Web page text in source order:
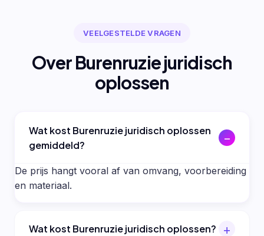
VEELGESTELDE VRAGEN
Over Burenruzie juridisch
oplossen
Wat kost Burenruzie juridisch oplossen
gemiddeld?
De prijs hangt vooral af van omvang, voorbereiding
en materiaal.
Wat kost Burenruzie juridisch oplossen?